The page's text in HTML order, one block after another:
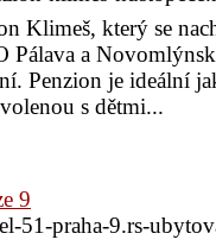
Klimeš, který se
Pálava a
Penzion je ideální
s dětmi...
9
51-praha-9.rs-